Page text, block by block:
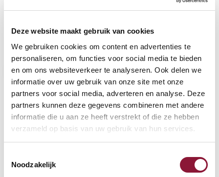
Deze website maakt gebruik van cookies
We gebruiken cookies om content en advertenties te
personaliseren, om functies voor social media te bieden
en om ons websiteverkeer te analyseren. Ook delen we
informatie over uw gebruik van onze site met onze
partners voor social media, adverteren en analyse. Deze
partners kunnen deze gegevens combineren met andere
informatie die u aan ze heeft verstrekt of die ze hebben
verzameld op basis van uw gebruik van hun services.
Noodzakelijk
FUSSRING ?
FUSSRING AUS POLIERTEM ALUMINIUM